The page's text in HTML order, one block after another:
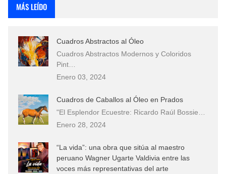
MÁS LEÍDO
Cuadros Abstractos al Óleo
Cuadros Abstractos Modernos y Coloridos
Pint…
Enero 03, 2024
Cuadros de Caballos al Óleo en Prados
"El Esplendor Ecuestre: Ricardo Raúl Bossie…
Enero 28, 2024
“La vida”: una obra que sitúa al maestro
peruano Wagner Ugarte Valdivia entre las
voces más representativas del arte